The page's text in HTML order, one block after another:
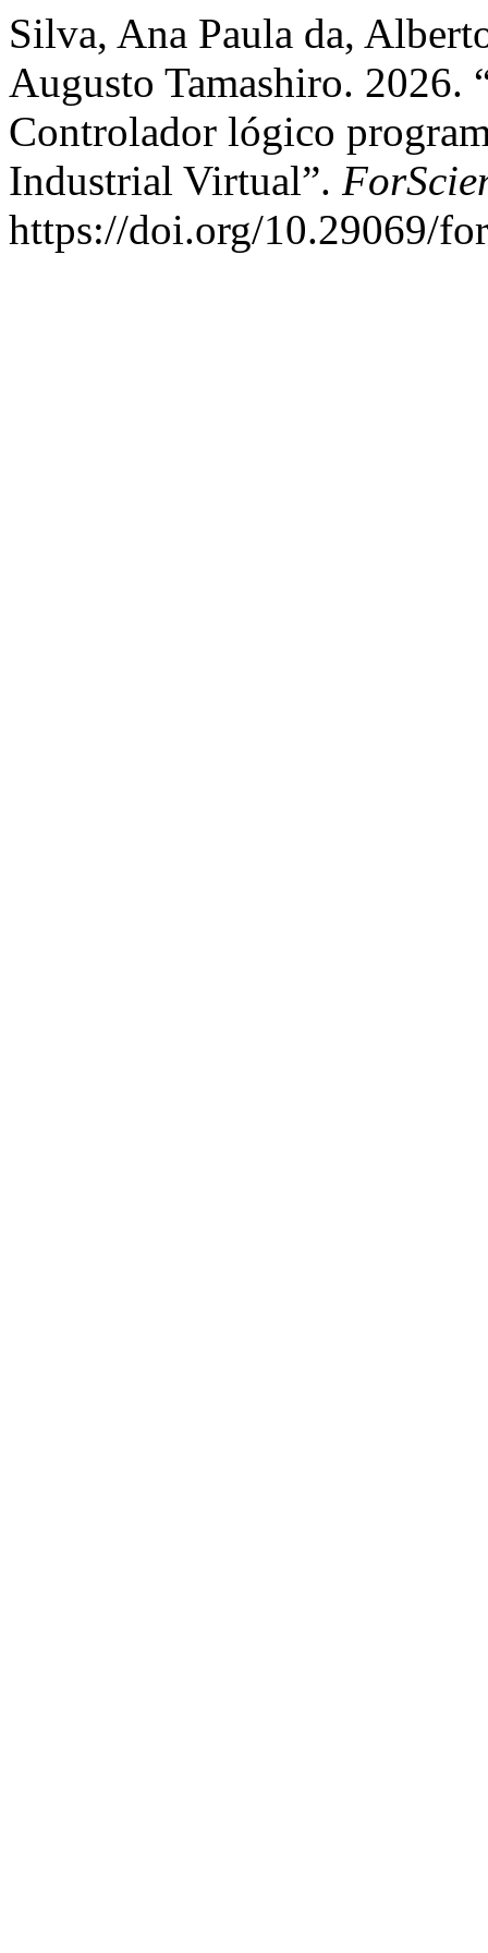
Silva, Ana Paula da,
Augusto Tamashiro. 2026.
Controlador lógico
Industrial Virtual”.
https://doi.org/10.29069/